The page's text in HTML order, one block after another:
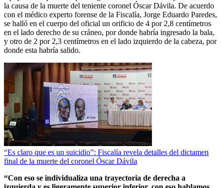
la causa de la muerte del teniente coronel Óscar Dávila. De acuerdo
con el médico experto forense de la Fiscalía, Jorge Eduardo Paredes,
se halló en el cuerpo del oficial un orificio de 4 por 2,8 centímetros
en el lado derecho de su cráneo, por donde habría ingresado la bala,
y otro de 2 por 2,3 centímetros en el lado izquierdo de la cabeza, por
donde esta habría salido.
“Es claro que es un suicidio”: Fiscalía revela detalles del dictamen
final de la muerte del coronel Óscar Dávila
“Con eso se individualiza una trayectoria de derecha a